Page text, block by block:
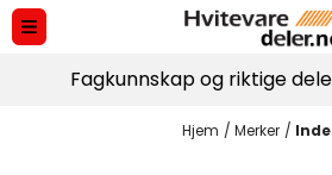
Hopp til innhold
Fagkunnskap og riktige
Hjem / Merker /